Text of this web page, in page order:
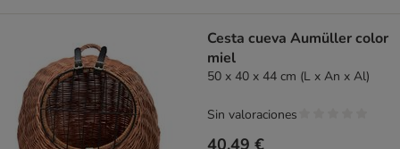
Cesta cueva Aumüller color
miel
50 x 40 x 44 cm (L x An x Al)
40,49 €
Sin valoraciones